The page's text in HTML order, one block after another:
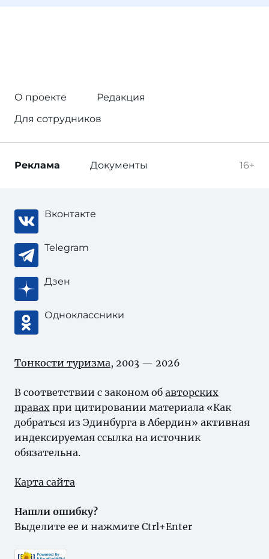
О проекте
Редакция
Для сотрудников
16+
Реклама Документы
Вконтакте
Telegram
Дзен
Одноклассники
Тонкости туризма, 2003 — 2026
В соответствии с законом об авторских
правах при цитировании материала «Как
добраться из Эдинбурга в Абердин» активная
индексируемая ссылка на источник
обязательна.
Карта сайта
Нашли ошибку?
Выделите ее и нажмите Ctrl+Enter